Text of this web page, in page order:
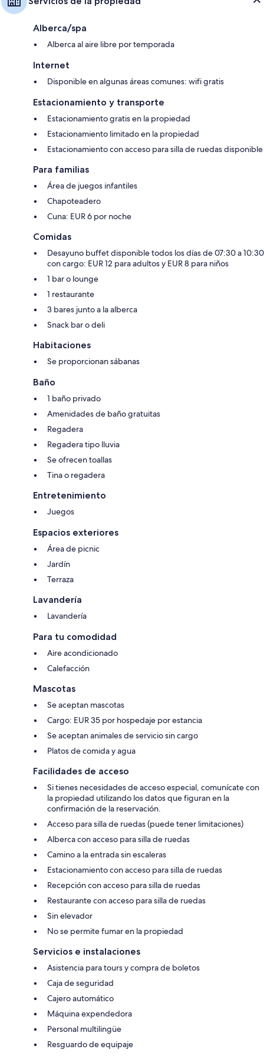
Alberca/spa
Alberca al aire libre por temporada
Internet
Disponible en algunas áreas comunes: wifi gratis
Estacionamiento y transporte
Estacionamiento gratis en la propiedad
Estacionamiento limitado en la propiedad
Estacionamiento con acceso para silla de ruedas disponible
Para familias
Área de juegos infantiles
Chapoteadero
Cuna: EUR 6 por noche
Comidas
Desayuno buffet disponible todos los días de 07:30 a 10:30
con cargo: EUR 12 para adultos y EUR 8 para niños
1 bar o lounge
1 restaurante
3 bares junto a la alberca
Snack bar o deli
Habitaciones
Se proporcionan sábanas
Baño
1 baño privado
Amenidades de baño gratuitas
Regadera
Regadera tipo lluvia
Se ofrecen toallas
Tina o regadera
Entretenimiento
Juegos
Espacios exteriores
Área de picnic
Jardín
Terraza
Lavandería
Lavandería
Para tu comodidad
Aire acondicionado
Calefacción
Mascotas
Se aceptan mascotas
Cargo: EUR 35 por hospedaje por estancia
Se aceptan animales de servicio sin cargo
Platos de comida y agua
Facilidades de acceso
Si tienes necesidades de acceso especial, comunícate con
la propiedad utilizando los datos que figuran en la
confirmación de la reservación.
Acceso para silla de ruedas (puede tener limitaciones)
Alberca con acceso para silla de ruedas
Camino a la entrada sin escaleras
Estacionamiento con acceso para silla de ruedas
Recepción con acceso para silla de ruedas
Restaurante con acceso para silla de ruedas
Sin elevador
No se permite fumar en la propiedad
Servicios e instalaciones
Asistencia para tours y compra de boletos
Caja de seguridad
Cajero automático
Máquina expendedora
Personal multilingüe
Resguardo de equipaje